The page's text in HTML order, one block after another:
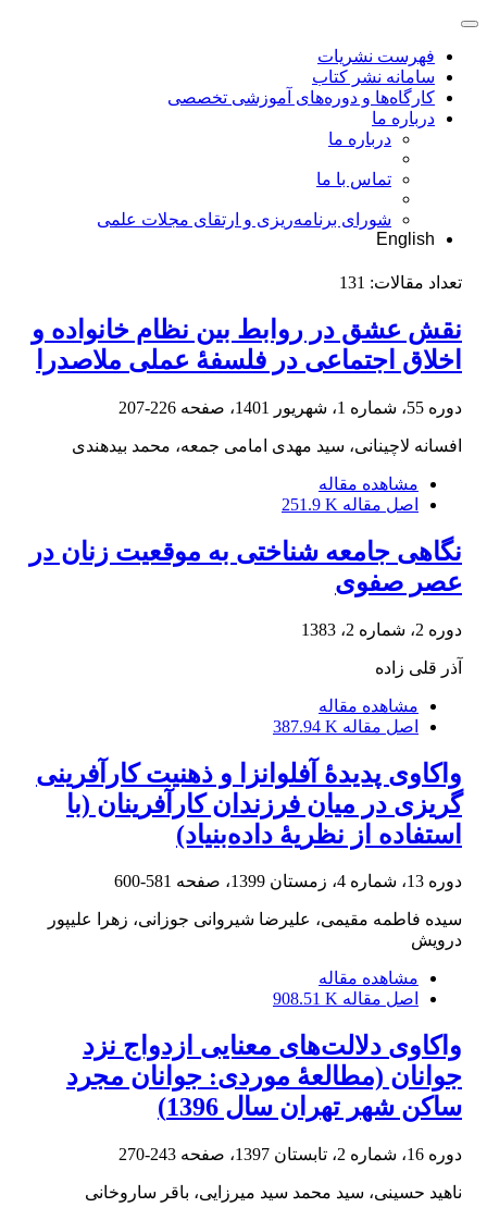
فهرست نشریات
سامانه نشر کتاب
کارگاه‌ها و دوره‌های آموزشی تخصصی
درباره ما
درباره ما
تماس با ما
شورای برنامه‌ریزی و ارتقای مجلات علمی
English
تعداد مقالات: 131
نقش عشق در روابط بین نظام خانواده و
اخلاق اجتماعی در فلسفۀ عملی ملاصدرا
دوره 55، شماره 1، شهریور 1401، صفحه 226-207
افسانه لاچینانی، سید مهدی امامی جمعه، محمد بیدهندی
مشاهده مقاله
اصل مقاله 251.9 K
نگاهی جامعه شناختی به موقعیت زنان در
عصر صفوی
دوره 2، شماره 2، 1383
آذر قلی زاده
مشاهده مقاله
اصل مقاله 387.94 K
واکاوی پدیدۀ آفلوانزا و ذهنیت کارآفرینی
گریزی در میان فرزندان کارآفرینان (با
استفاده از نظریۀ داده‌بنیاد)
دوره 13، شماره 4، زمستان 1399، صفحه 581-600
سیده فاطمه مقیمی، علیرضا شیروانی جوزانی، زهرا علیپور
درویش
مشاهده مقاله
اصل مقاله 908.51 K
واکاوی دلالت‌های معنایی ازدواج نزد
جوانان (مطالعۀ موردی: جوانان مجرد
ساکن شهر تهران سال 1396)
دوره 16، شماره 2، تابستان 1397، صفحه 243-270
ناهید حسینی، سید محمد سید میرزایی، باقر ساروخانی